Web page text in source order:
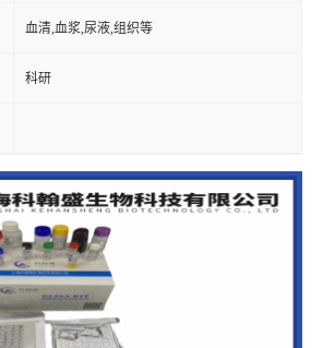
血清,血浆,尿液,组织等
科研